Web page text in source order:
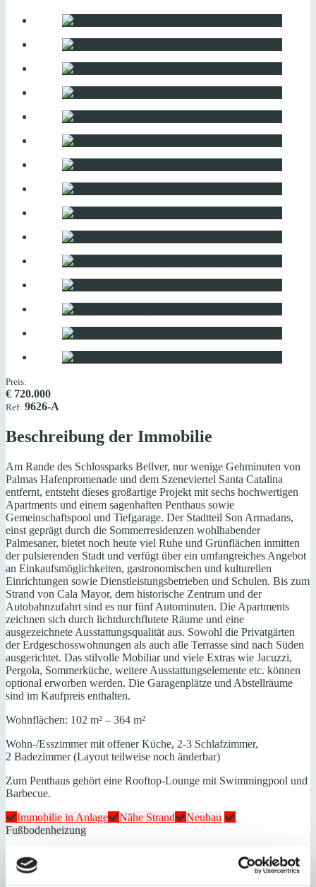
Preis:
€ 720.000
Ref: 9626-A
Beschreibung der Immobilie
Am Rande des Schlossparks Bellver, nur wenige Gehminuten von
Palmas Hafenpromenade und dem Szeneviertel Santa Catalina
entfernt, entsteht dieses großartige Projekt mit sechs hochwertigen
Apartments und einem sagenhaften Penthaus sowie
Gemeinschaftspool und Tiefgarage. Der Stadtteil Son Armadans,
einst geprägt durch die Sommerresidenzen wohlhabender
Palmesaner, bietet noch heute viel Ruhe und Grünflächen inmitten
der pulsierenden Stadt und verfügt über ein umfangreiches Angebot
an Einkaufsmöglichkeiten, gastronomischen und kulturellen
Einrichtungen sowie Dienstleistungsbetrieben und Schulen. Bis zum
Strand von Cala Mayor, dem historische Zentrum und der
Autobahnzufahrt sind es nur fünf Autominuten. Die Apartments
zeichnen sich durch lichtdurchflutete Räume und eine
ausgezeichnete Ausstattungsqualität aus. Sowohl die Privatgärten
der Erdgeschosswohnungen als auch alle Terrasse sind nach Süden
ausgerichtet. Das stilvolle Mobiliar und viele Extras wie Jacuzzi,
Pergola, Sommerküche, weitere Ausstattungselemente etc. können
optional erworben werden. Die Garagenplätze und Abstellräume
sind im Kaufpreis enthalten.
Wohnflächen: 102 m² – 364 m²
Wohn-/Esszimmer mit offener Küche, 2-3 Schlafzimmer,
2 Badezimmer (Layout teilweise noch änderbar)
Zum Penthaus gehört eine Rooftop-Lounge mit Swimmingpool und
Barbecue.
Immobilie in Anlage
Nähe Strand
Neubau
Fußbodenheizung
Energieeffizienz